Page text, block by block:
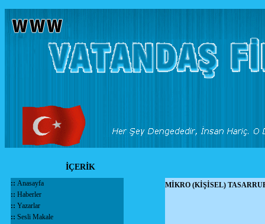
İÇERİK
:: Anasayfa
:: Haberler
:: Yazarlar
:: Sesli Makale
MİKRO (KİŞİSEL)